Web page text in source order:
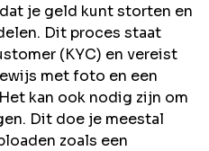
je geld kunt storten en
Dit proces staat
(KYC) en vereist
met foto en een
kan ook nodig zijn om
Dit doe je meestal
zoals een